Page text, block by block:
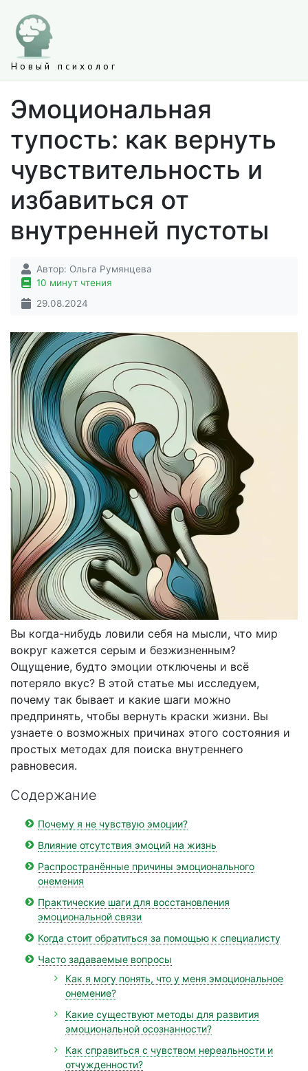
Новый психолог
Эмоциональная
тупость: как вернуть
чувствительность и
избавиться от
внутренней пустоты
Автор: Ольга Румянцева
10 минут чтения
29.08.2024
Вы когда-нибудь ловили себя на мысли, что мир
вокруг кажется серым и безжизненным?
Ощущение, будто эмоции отключены и всё
потеряло вкус? В этой статье мы исследуем,
почему так бывает и какие шаги можно
предпринять, чтобы вернуть краски жизни. Вы
узнаете о возможных причинах этого состояния и
простых методах для поиска внутреннего
равновесия.
Содержание
Почему я не чувствую эмоции?
Влияние отсутствия эмоций на жизнь
Распространённые причины эмоционального
онемения
Практические шаги для восстановления
эмоциональной связи
Когда стоит обратиться за помощью к специалисту
Часто задаваемые вопросы
Как я могу понять, что у меня эмоциональное
онемение?
Какие существуют методы для развития
эмоциональной осознанности?
Как справиться с чувством нереальности и
отчужденности?